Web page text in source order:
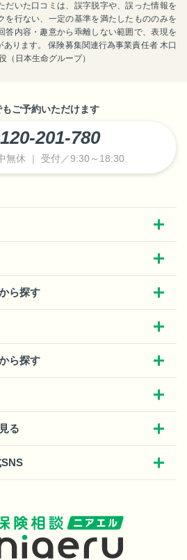
いた口コミは、誤字脱字や、誤った情報を
を行ない、一定の基準を満たしたもののみを
答内容・趣意から乖離しない範囲で、表現を
ります。 保険募集関連行為事業責任者 木口
（日本生命グループ）
もご予約いただけます
201-780
無休 ｜ 受付／9:30～18:30
ら探す
ら探す
る